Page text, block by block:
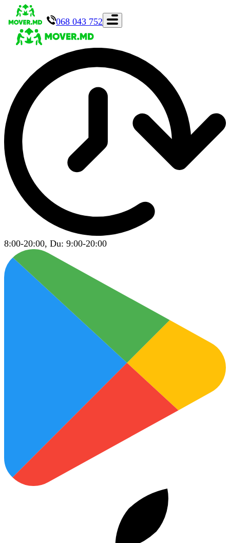
068 043 752
8:00-20:00, Du: 9:00-20:00